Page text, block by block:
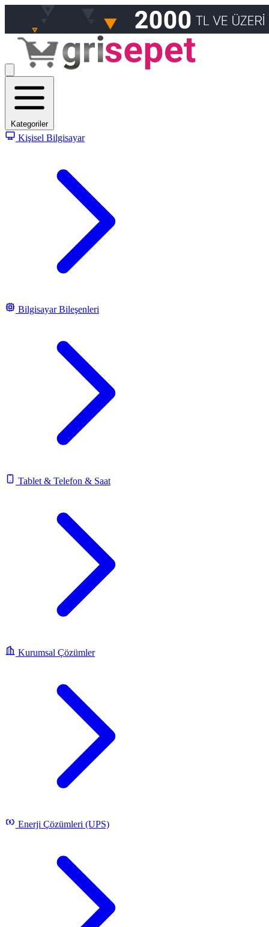
Kategoriler
Kişisel Bilgisayar
Bilgisayar Bileşenleri
Tablet & Telefon & Saat
Kurumsal Çözümler
Enerji Çözümleri (UPS)